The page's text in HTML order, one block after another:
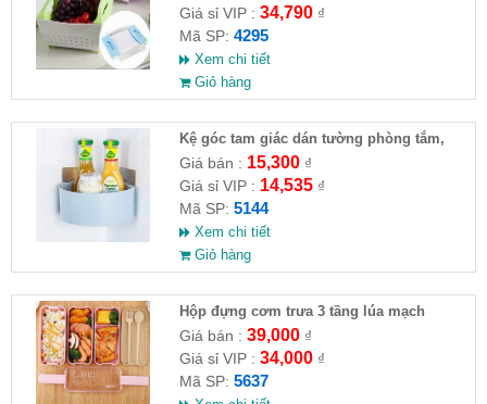
Giá sỉ VIP : 34,790₫
Mã SP: 4295
Xem chi tiết
Giỏ hàng
Kệ góc tam giác dán tường phòng tắm,
nhà bếp
Giá bán : 15,300₫
Giá sỉ VIP : 14,535₫
Mã SP: 5144
Xem chi tiết
Giỏ hàng
Hộp đựng cơm trưa 3 tầng lúa mạch
Giá bán : 39,000₫
Giá sỉ VIP : 34,000₫
Mã SP: 5637